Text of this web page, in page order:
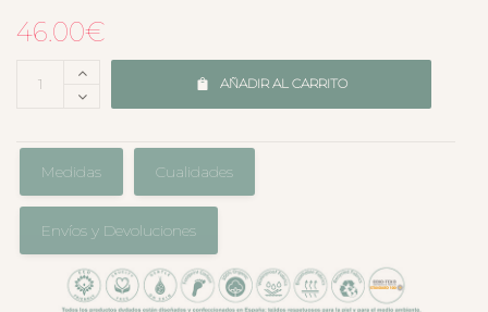
46.00€
AÑADIR AL CARRITO
Medidas Cualidades
Envíos y Devoluciones